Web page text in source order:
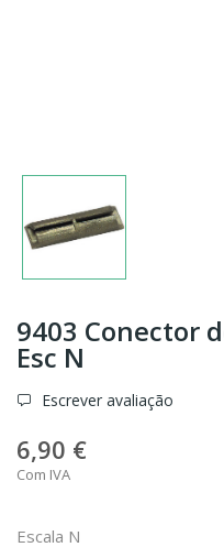
9403 Conector
Esc N
Escrever avaliação
6,90 €
Com IVA
Escala N